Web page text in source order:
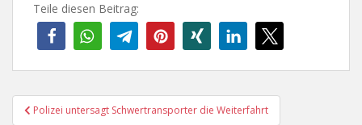
Teile diesen Beitrag:
Beitragsnavigation
Polizei untersagt Schwertransporter die Weiterfahrt